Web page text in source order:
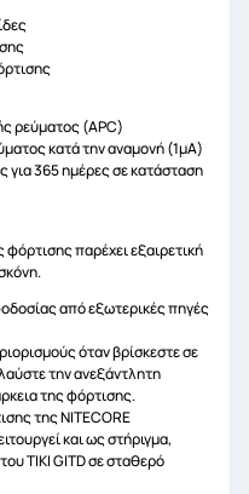
ρεύματος (APC)
κατά την αναμονή (1μΑ)
για 365 ημέρες σε κατάσταση
παρέχει εξαιρετική
από εξωτερικές πηγές
όταν βρίσκεστε σε
την ανεξάντλητη
της φόρτισης.
της NITECORE
και ως στήριγμα,
TIKI GITD σε σταθερό